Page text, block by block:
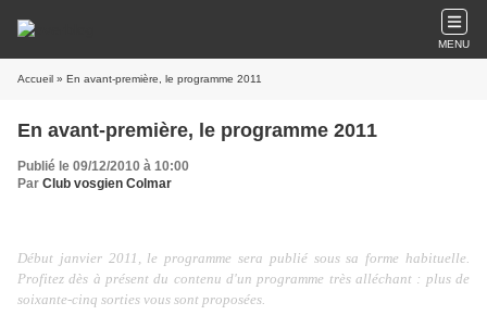
MENU
Accueil » En avant-première, le programme 2011
En avant-première, le programme 2011
Publié le 09/12/2010 à 10:00
Par Club vosgien Colmar
Début janvier 2011, le programme sera publié sous sa forme habituelle.
Profitez dès à présent du contenu d'un programme très alléchant : plus de
soixante-cinq sorties vous sont proposées.